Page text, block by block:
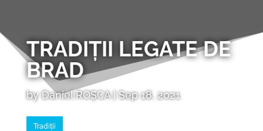
TRADIȚII LEGATE DE
BRAD
byDaniel ROȘCA| Sep 18, 2021
Tradiții